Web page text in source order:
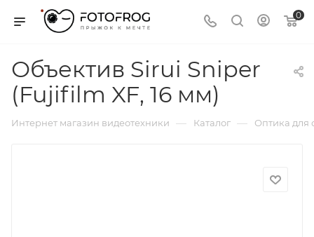
0
Объектив Sirui Sniper
(Fujifilm XF, 16 мм)
Интернет магазин видеотехники — Каталог — Оптика для